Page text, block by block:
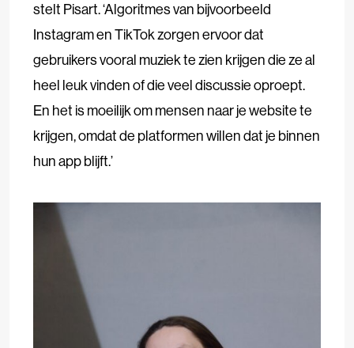
stelt Pisart. ‘Algoritmes van bijvoorbeeld
Instagram en TikTok zorgen ervoor dat
gebruikers vooral muziek te zien krijgen die ze al
heel leuk vinden of die veel discussie oproept.
En het is moeilijk om mensen naar je website te
krijgen, omdat de platformen willen dat je binnen
hun app blijft.’